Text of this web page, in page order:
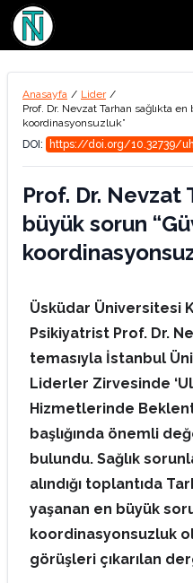
Anasayfa / Lider /
Prof. Dr. Nevzat Tarhan sağlıkta
koordinasyonsuzluk”
DOI:
https://doi.org/10.32739/
Prof. Dr. Nevzat
büyük sorun
Üsküdar Üniversitesi
Psikiyatrist Prof. Dr.
temasıyla İstanbul
Liderler Zirvesinde
Hizmetlerinde
başlığında önemli
bulundu. Sağlık
alındığı toplantıda
yaşanan en büyük
koordinasyonsuzluk
görüşleri çıkarılan